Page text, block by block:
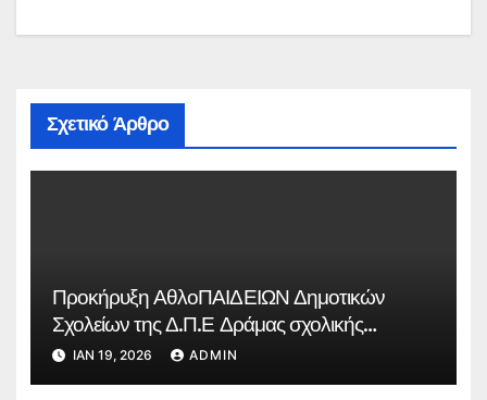
Σχετικό Άρθρο
Προκήρυξη ΑθλοΠΑΙΔΕΙΩΝ Δημοτικών
Σχολείων της Δ.Π.Ε Δράμας σχολικής
περιόδου 2025-2026.
ΙΑΝ 19, 2026 ADMIN